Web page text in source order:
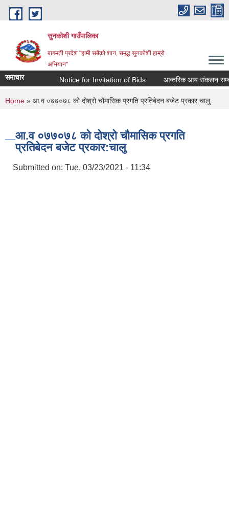
Skip to main content
सुनकोशी गाउँपालिका
बागमती प्रदेश "हामी सबैको शान, समृद्ध सुनकोशी हाम्रो
अभियान"
समाचार Notice for Invitation of Bids आन्तरिक आय संकलन सम्बन्धी
You are here
Home » आ.व ०७७०७८ को दोश्रो चौमासिक प्रगति प्रतिबेदन बजेट प्रकार:चालु
आ.व ०७७०७८ को दोश्रो चौमासिक प्रगति
प्रतिबेदन बजेट प्रकार:चालु
Submitted on: Tue, 03/23/2021 - 11:34